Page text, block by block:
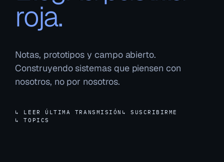
roja.
Notas, prototipos y campo abierto.
Construyendo sistemas que piensen con
nosotros, no por nosotros.
↳ LEER ÚLTIMA TRANSMISIÓN ↳ SUSCRIBIRME
↳ TOPICS